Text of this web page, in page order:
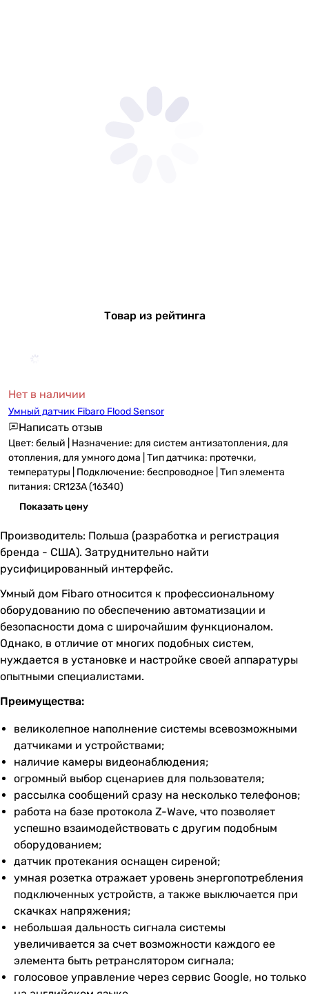
Товар из рейтинга
Нет в наличии
Умный датчик Fibaro Flood Sensor
Написать отзыв
Цвет: белый | Назначение: для систем антизатопления, для
отопления, для умного дома | Тип датчика: протечки,
температуры | Подключение: беспроводное | Тип элемента
питания: CR123A (16340)
Показать цену
Производитель: Польша (разработка и регистрация
бренда - США). Затруднительно найти
русифицированный интерфейс.
Умный дом Fibaro относится к профессиональному
оборудованию по обеспечению автоматизации и
безопасности дома с широчайшим функционалом.
Однако, в отличие от многих подобных систем,
нуждается в установке и настройке своей аппаратуры
опытными специалистами.
Преимущества:
великолепное наполнение системы всевозможными
датчиками и устройствами;
наличие камеры видеонаблюдения;
огромный выбор сценариев для пользователя;
рассылка сообщений сразу на несколько телефонов;
работа на базе протокола Z-Wave, что позволяет
успешно взаимодействовать с другим подобным
оборудованием;
датчик протекания оснащен сиреной;
умная розетка отражает уровень энергопотребления
подключенных устройств, а также выключается при
скачках напряжения;
небольшая дальность сигнала системы
увеличивается за счет возможности каждого ее
элемента быть ретранслятором сигнала;
голосовое управление через сервис Google, но только